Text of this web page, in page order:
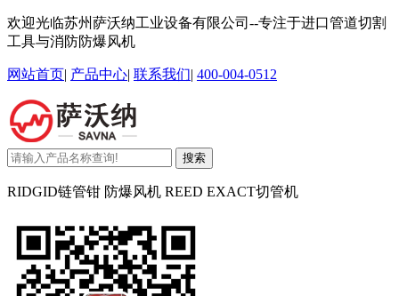
欢迎光临苏州萨沃纳工业设备有限公司--专注于进口管道切割
工具与消防防爆风机
网站首页| 产品中心| 联系我们| 400-004-0512
搜索
RIDGID链管钳 防爆风机 REED EXACT切管机